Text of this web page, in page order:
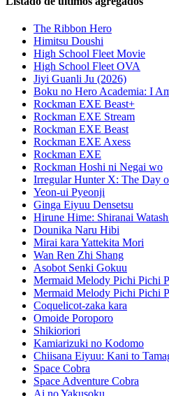
The Ribbon Hero
Himitsu Doushi
High School Fleet Movie
High School Fleet OVA
Jiyi Guanli Ju (2026)
Boku no Hero Academia: I
Rockman EXE Beast+
Rockman EXE Stream
Rockman EXE Beast
Rockman EXE Axess
Rockman EXE
Rockman Hoshi ni Negai wo
Irregular Hunter X: The Day
Yeon-ui Pyeonji
Ginga Eiyuu Densetsu
Hirune Hime: Shiranai
Dounika Naru Hibi
Mirai kara Yattekita Mori
Wan Ren Zhi Shang
Asobot Senki Gokuu
Mermaid Melody Pichi Pichi
Mermaid Melody Pichi Pichi
Coquelicot-zaka kara
Omoide Poroporo
Shikioriori
Kamiarizuki no Kodomo
Chiisana Eiyuu: Kani to
Space Cobra
Space Adventure Cobra